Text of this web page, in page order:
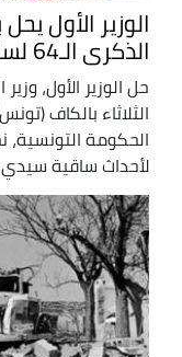
الوزير الأول
الذكرى الـ64 لساقية سيدي يوسف
حل الوزير الأول، وزير
الثلاثاء بالكاف
لأحداث ساقية سيدي ...